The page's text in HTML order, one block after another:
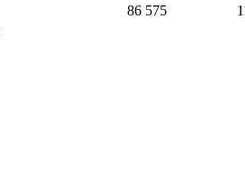
86 575